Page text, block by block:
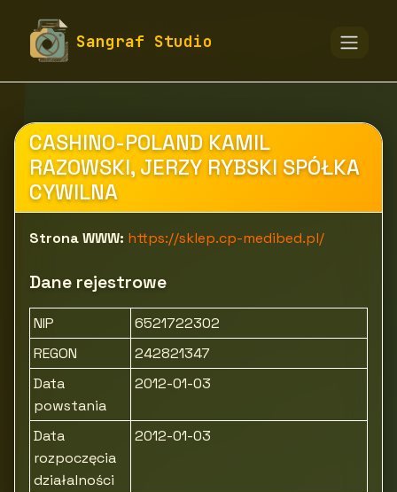
Sangraf Studio
fototapety-sangraf.pl
Sprzęt i wyroby medyczne
CASHINO-POLAND KAMIL
RAZOWSKI, JERZY RYBSKI SPÓŁKA
CYWILNA
Strona WWW: https://sklep.cp-medibed.pl/
Dane rejestrowe
NIP
6521722302
REGON
242821347
Data
powstania
2012-01-03
Data
rozpoczęcia
działalności
2012-01-03